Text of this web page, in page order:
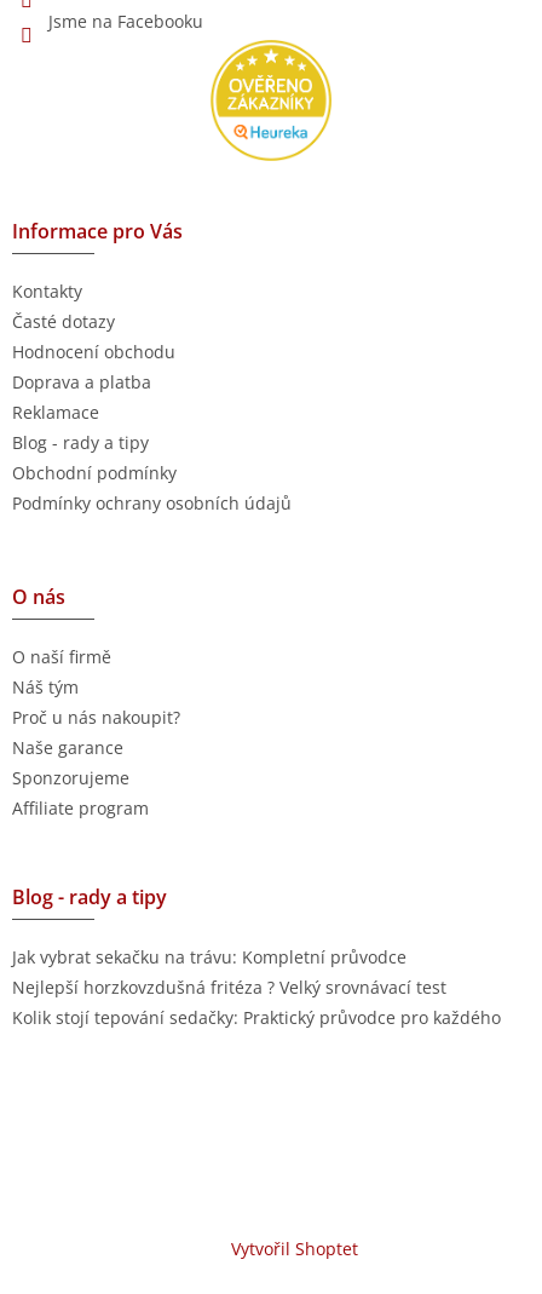
Jsme na Facebooku
Informace pro Vás
Kontakty
Časté dotazy
Hodnocení obchodu
Doprava a platba
Reklamace
Blog - rady a tipy
Obchodní podmínky
Podmínky ochrany osobních údajů
O nás
O naší firmě
Náš tým
Proč u nás nakoupit?
Naše garance
Sponzorujeme
Affiliate program
Blog - rady a tipy
Jak vybrat sekačku na trávu: Kompletní průvodce
Nejlepší horzkovzdušná fritéza ? Velký srovnávací test
Kolik stojí tepování sedačky: Praktický průvodce pro každého
Vytvořil Shoptet